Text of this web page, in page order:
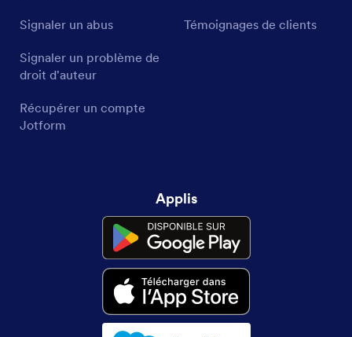
Signaler un abus
Signaler un problème de
droit d'auteur
Récupérer un compte
Jotform
Témoignages de clients
Applis